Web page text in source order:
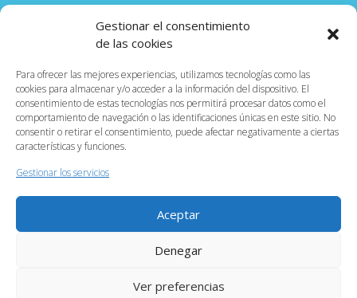
Gestionar el consentimiento
de las cookies
Para ofrecer las mejores experiencias, utilizamos tecnologías como las
cookies para almacenar y/o acceder a la información del dispositivo. El
consentimiento de estas tecnologías nos permitirá procesar datos como el
comportamiento de navegación o las identificaciones únicas en este sitio. No
consentir o retirar el consentimiento, puede afectar negativamente a ciertas
características y funciones.
Gestionar los servicios
Aceptar
Denegar
Ver preferencias
Martes y Jueves de 9:30 a 15:00
Horario de atención telefónica:
Lunes a Jueves de 9:30 a 15:00
Información
Aviso Legal
Mapa de contenido
WordPress Theme :EightMedi Lite
Themes